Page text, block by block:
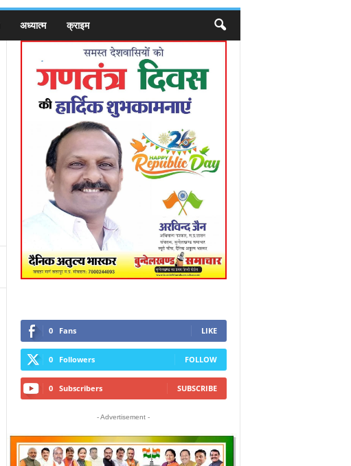
अध्यात्म क्राइम
0 Fans LIKE
0 Followers FOLLOW
0 Subscribers SUBSCRIBE
- Advertisement -